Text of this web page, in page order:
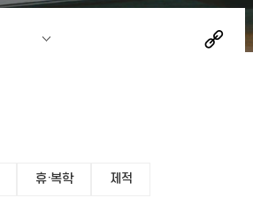
휴·복학 제적